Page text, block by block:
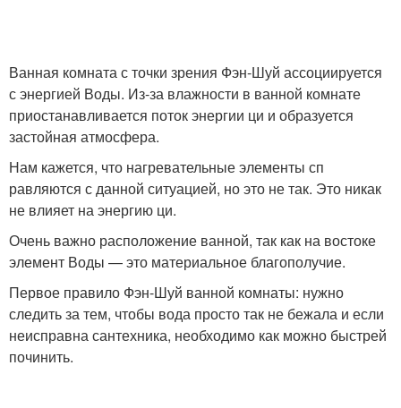
Ванная комната с точки зрения Фэн-Шуй ассоциируется
с энергией Воды. Из-за влажности в ванной комнате
приостанавливается поток энергии ци и образуется
застойная атмосфера.
Нам кажется, что нагревательные элементы сп
равляются с данной ситуацией, но это не так. Это никак
не влияет на энергию ци.
Очень важно расположение ванной, так как на востоке
элемент Воды — это материальное благополучие.
Первое правило Фэн-Шуй ванной комнаты: нужно
следить за тем, чтобы вода просто так не бежала и если
неисправна сантехника, необходимо как можно быстрей
починить.